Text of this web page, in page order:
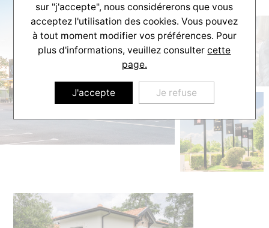
sur "j'accepte", nous considérerons que vous
acceptez l'utilisation des cookies. Vous pouvez
à tout moment modifier vos préférences. Pour
plus d'informations, veuillez consultercette
page.
J'accepte Je refuse